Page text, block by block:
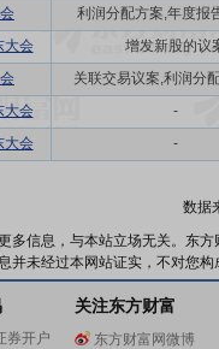
利润分配方案,年度报
大会
增发新股的议
关联交易议案,利润分
大会
-
大会
-
数据
多信息，与本站立场无关。东
并未经过本网站证实，不对您
券开户
关注东方财富
东方财富网微博